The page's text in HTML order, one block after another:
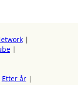
|
|
Etter år|